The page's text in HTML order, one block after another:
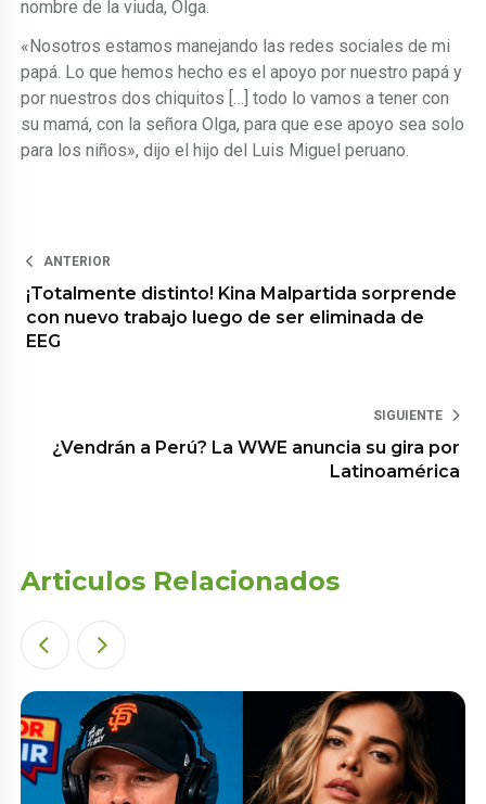
nombre de la viuda, Olga.
«Nosotros estamos manejando las redes sociales de mi
papá. Lo que hemos hecho es el apoyo por nuestro papá y
por nuestros dos chiquitos […] todo lo vamos a tener con
su mamá, con la señora Olga, para que ese apoyo sea solo
para los niños», dijo el hijo del Luis Miguel peruano.
ANTERIOR
¡Totalmente distinto! Kina Malpartida sorprende
con nuevo trabajo luego de ser eliminada de
EEG
SIGUIENTE
¿Vendrán a Perú? La WWE anuncia su gira por
Latinoamérica
Articulos Relacionados